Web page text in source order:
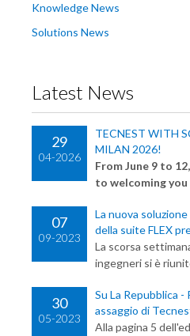
Knowledge News
Solutions News
Latest News
29
04-2026
TECNEST WITH
MILAN 2026!
From June 9 to
to welcoming you
07
09-2023
La nuova
della suite FLEX
La scorsa
ingegneri si è
30
05-2023
Su La Repubblica -
assaggio di
Alla pagina 5